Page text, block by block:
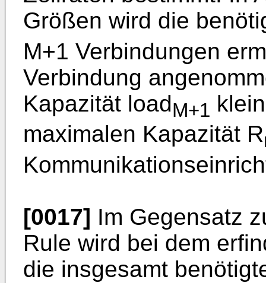
Größen wird die
M+1 Verbindungen
Verbindung
Kapazität loadM+1
maximalen Kapazität R
[0017] Im Gegensatz
Rule wird bei dem
die insgesamt